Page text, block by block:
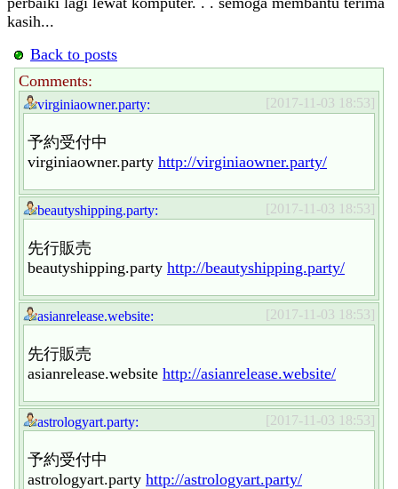
kasih...
Back to posts
Comments:
[2017-11-03 18:53]
virginiaowner.party:
予約受付中
virginiaowner.party http://virginiaowner.party/
[2017-11-03 18:53]
beautyshipping.party:
先行販売
beautyshipping.party http://beautyshipping.party/
[2017-11-03 18:53]
asianrelease.website:
先行販売
asianrelease.website http://asianrelease.website/
[2017-11-03 18:53]
astrologyart.party:
予約受付中
astrologyart.party http://astrologyart.party/